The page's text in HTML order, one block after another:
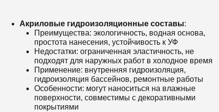
Акриловые гидроизоляционные составы:
Преимущества: экологичность, водная основа,
простота нанесения, устойчивость к УФ
Недостатки: ограниченная эластичность, не
подходят для наружных работ в холодное время
Применение: внутренняя гидроизоляция,
гидроизоляция бассейнов, ремонтные работы
Особенности: могут наноситься на влажные
поверхности, совместимы с декоративными
покрытиями